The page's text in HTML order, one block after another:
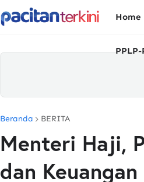
Home
Beranda BERITA
Menteri Haji,
dan